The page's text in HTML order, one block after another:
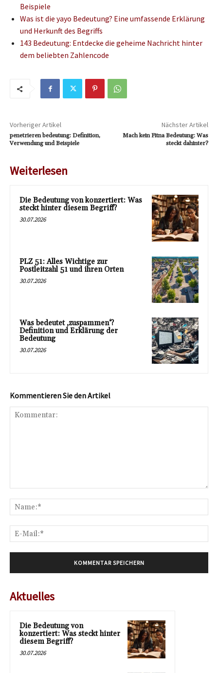
Beispiele
Was ist die yayo Bedeutung? Eine umfassende Erklärung
und Herkunft des Begriffs
143 Bedeutung: Entdecke die geheime Nachricht hinter
dem beliebten Zahlencode
Vorheriger Artikel
penetrieren bedeutung: Definition,
Verwendung und Beispiele
Nächster Artikel
Mach kein Fitna Bedeutung: Was
steckt dahinter?
Weiterlesen
Die Bedeutung von konzertiert: Was
steckt hinter diesem Begriff?
30.07.2026
PLZ 51: Alles Wichtige zur
Postleitzahl 51 und ihren Orten
30.07.2026
Was bedeutet ‚zuspammen‘?
Definition und Erklärung der
Bedeutung
30.07.2026
Kommentieren Sie den Artikel
Aktuelles
Die Bedeutung von
konzertiert: Was steckt hinter
diesem Begriff?
30.07.2026